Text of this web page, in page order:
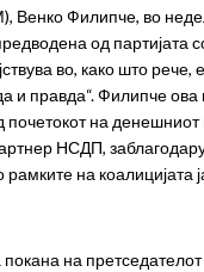
Венко Филипче, во
од партијата
во, како што
и правда“. Филипче ова
на денешниот
НСДП,
на коалицијата
покана на